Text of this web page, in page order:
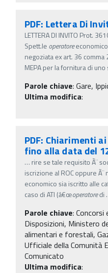
PDF: Lettera Di
LETTERA DI INVITO Prot.
Spett.le operatoreeconomico
negoziata ex art. 36
MEPA per la fornitura di
Parole chiave: Gare,
Ultima modifica:
PDF: Chiarimenti
fino alla data del
… rire se tale requisito Ã¨
iscrizione al ROC oppure
economico sia iscritto alle
caso di ATI (â€œoperatoredi
Parole chiave: Concorsi
Disposizioni, Ministero
alimentari e forestali,
Ufficiale della Comunità
Comunicato
Ultima modifica: